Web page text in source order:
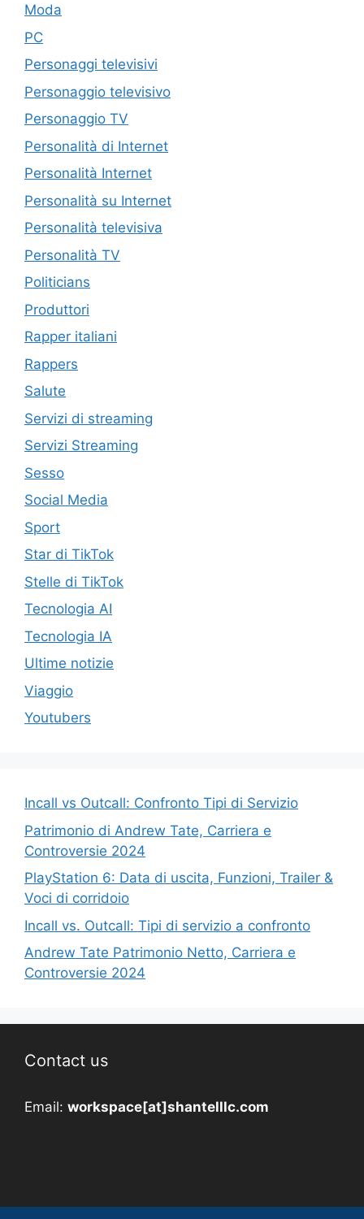
Moda
PC
Personaggi televisivi
Personaggio televisivo
Personaggio TV
Personalità di Internet
Personalità Internet
Personalità su Internet
Personalità televisiva
Personalità TV
Politicians
Produttori
Rapper italiani
Rappers
Salute
Servizi di streaming
Servizi Streaming
Sesso
Social Media
Sport
Star di TikTok
Stelle di TikTok
Tecnologia AI
Tecnologia IA
Ultime notizie
Viaggio
Youtubers
Incall vs Outcall: Confronto Tipi di Servizio
Patrimonio di Andrew Tate, Carriera e
Controversie 2024
PlayStation 6: Data di uscita, Funzioni, Trailer &
Voci di corridoio
Incall vs. Outcall: Tipi di servizio a confronto
Andrew Tate Patrimonio Netto, Carriera e
Controversie 2024
Contact us
Email: workspace[at]shantelllc.com